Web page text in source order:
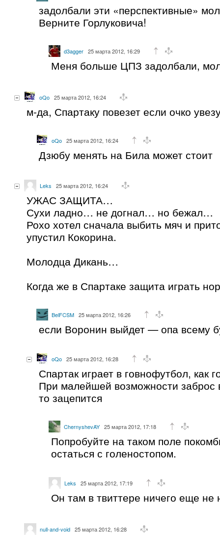
задолбали эти «перспективные»
Верните Горлуковича!
d3agger 25 марта 2012, 16:29
Меня больше ЦПЗ задолбали,
oQo 25 марта 2012, 16:24
м-да, Спартаку повезет если очко
oQo 25 марта 2012, 16:24
Дзюбу менять на Била может стоит
Leks 25 марта 2012, 16:24
УЖАС ЗАЩИТА…
Сухи ладно… не догнал… но бежал…
Рохо хотел сначала выбить мяч и
упустил Кокорина.
Молодца Дикань…
Когда же в Спартаке защита играть
BelFCSM 25 марта 2012, 16:26
если Воронин выйдет — опа всему
oQo 25 марта 2012, 16:28
Спартак играет в говнофутбол, как
При малейшей возможности заброс
то зацепится
ChernyshevAY 25 марта 2012, 17:18
Попробуйте на таком поле
остаться с голеностопом.
Leks 25 марта 2012, 17:19
Он там в твиттере ничего еще не
null-and-void 25 марта 2012, 16:28